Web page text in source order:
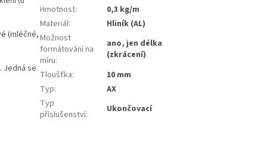
(mléčné,
Jedná se
Hmotnost:
0,3 kg/m
Materiál:
Hliník (AL)
Možnost
formátování na
míru:
ano, jen délka
(zkrácení)
Tloušťka:
10 mm
Typ:
AX
Typ
příslušenství: Ukončovací